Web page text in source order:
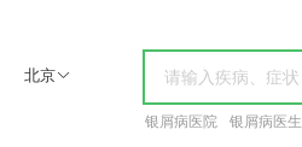
北京
银屑病医院 银屑病医生